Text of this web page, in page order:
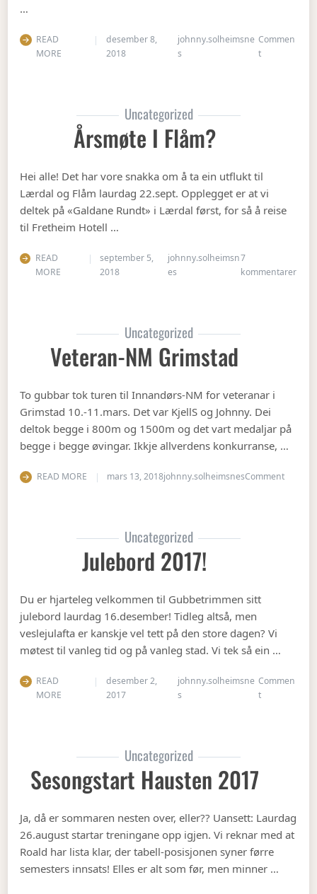
…
READ
MORE
desember 8,
2018
johnny.solheimsne
s
Commen
ton Julebordet
Uncategorized
Årsmøte I Flåm?
Hei alle! Det har vore snakka om å ta ein utflukt til
Lærdal og Flåm laurdag 22.sept. Opplegget er at vi
deltek på «Galdane Rundt» i Lærdal først, for så å reise
til Fretheim Hotell …
READ
MORE
september 5,
2018
johnny.solheimsn
es
7
kommentarertil
Uncategorized
Veteran-NM Grimstad
To gubbar tok turen til Innandørs-NM for veteranar i
Grimstad 10.-11.mars. Det var KjellS og Johnny. Dei
deltok begge i 800m og 1500m og det vart medaljar på
begge i begge øvingar. Ikkje allverdens konkurranse, …
READ MORE mars 13, 2018johnny.solheimsnesCommenton
Uncategorized
Julebord 2017!
Du er hjarteleg velkommen til Gubbetrimmen sitt
julebord laurdag 16.desember! Tidleg altså, men
veslejulafta er kanskje vel tett på den store dagen? Vi
møtest til vanleg tid og på vanleg stad. Vi tek så ein …
READ
MORE
desember 2,
2017
johnny.solheimsne
s
Commen
ton Julebord
Uncategorized
Sesongstart Hausten 2017
Ja, då er sommaren nesten over, eller?? Uansett: Laurdag
26.august startar treningane opp igjen. Vi reknar med at
Roald har lista klar, der tabell-posisjonen syner førre
semesters innsats! Elles er alt som før, men minner …